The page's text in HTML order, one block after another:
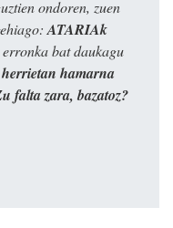
ondoren, zuen
ATARIAk
bat daukagu
hamarna
falta zara, bazatoz?